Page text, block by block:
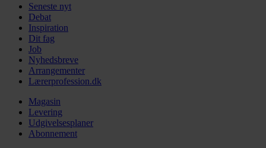
Seneste nyt
Debat
Inspiration
Dit fag
Job
Nyhedsbreve
Arrangementer
Lærerprofession.dk
Magasin
Levering
Udgivelsesplaner
Abonnement